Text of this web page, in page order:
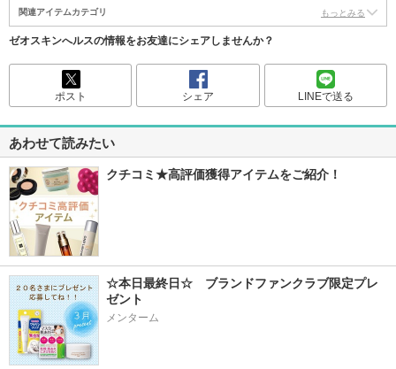
関連アイテムカテゴリ もっとみる
ゼオスキンへルスの情報をお友達にシェアしませんか？
ポスト シェア LINEで送る
あわせて読みたい
クチコミ★高評価獲得アイテムをご紹介！
☆本日最終日☆　ブランドファンクラブ限定プレ
ゼント
メンターム